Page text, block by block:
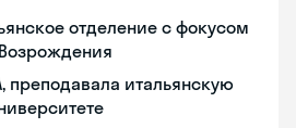
отделение с фокусом
преподавала итальянскую